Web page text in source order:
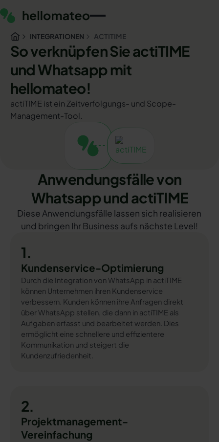
INTEGRATIONEN ACTITIME
So verknüpfen Sie actiTIME
und Whatsapp mit
hellomateo!
actiTIME ist ein Zeitverfolgungs- und Scope-
Management-Tool.
Anwendungsfälle von
Whatsapp und actiTIME
Diese Anwendungsfälle lassen sich realisieren
und bringen Ihr Business aufs nächste Level!
1.
Kundenservice-Optimierung
Durch die Integration von WhatsApp in actiTIME
können Unternehmen ihren Kundenservice
verbessern. Kunden können ihre Anfragen direkt
über WhatsApp stellen, die dann in actiTIME als
Aufgaben erfasst und bearbeitet werden. Dies
ermöglicht eine schnellere und effizientere
Kommunikation und steigert die
Kundenzufriedenheit.
2.
Projektmanagement-
Vereinfachung